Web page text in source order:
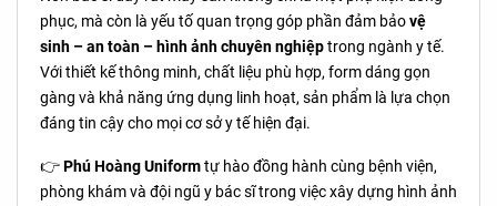
phục, mà còn là yếu tố quan trọng góp phần đảm bảovệ
sinh – an toàn – hình ảnh chuyên nghiệptrong ngành y tế.
Với thiết kế thông minh, chất liệu phù hợp, form dáng gọn
gàng và khả năng ứng dụng linh hoạt, sản phẩm là lựa chọn
đáng tin cậy cho mọi cơ sở y tế hiện đại.
👉Phú Hoàng Uniformtự hào đồng hành cùng bệnh viện,
phòng khám và đội ngũ y bác sĩ trong việc xây dựng hình ảnh